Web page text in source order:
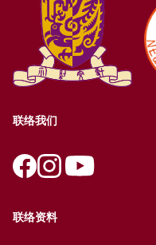
联络我们
联络资料